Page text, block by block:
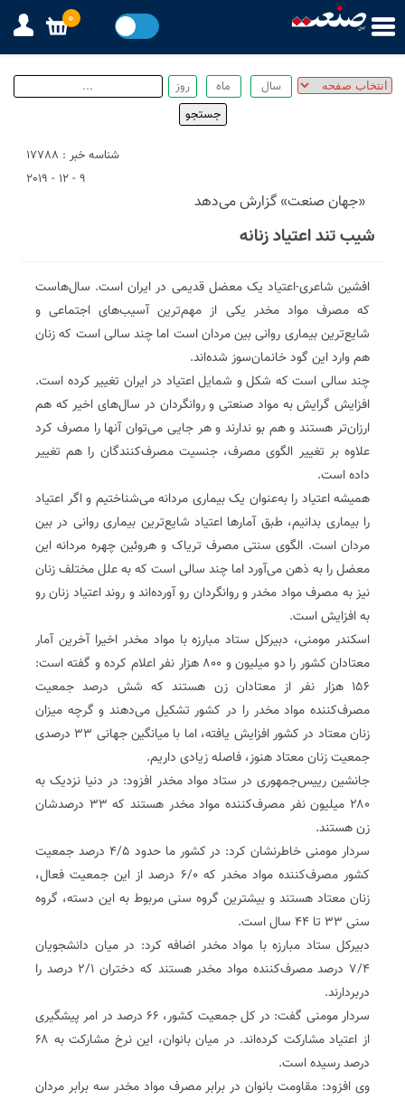
شناسه خبر : 17788
9 - 12 - 2019
«جهان صنعت» گزارش می‌دهد
شیب تند اعتیاد زنانه
افشین شاعری-اعتیاد یک معضل قدیمی در ایران است. سال‌هاست
که مصرف مواد مخدر یکی از مهم‌ترین آسیب‌های اجتماعی و
شایع‌ترین بیماری روانی بین مردان است اما چند سالی است که زنان
هم وارد این گود خانمان‌سوز شده‌اند.
چند سالی است که شکل و شمایل اعتیاد در ایران تغییر کرده است.
افزایش گرایش به مواد صنعتی و روانگردان در سال‌های اخیر که هم
ارزان‌تر هستند و هم بو ندارند و هر جایی می‌توان آنها را مصرف کرد
علاوه بر تغییر الگوی مصرف، جنسیت مصرف‌کنندگان را هم تغییر
داده است.
همیشه اعتیاد را به‌عنوان یک بیماری مردانه می‌شناختیم و اگر اعتیاد
را بیماری بدانیم، طبق آمارها اعتیاد شایع‌ترین بیماری روانی در بین
مردان است. الگوی سنتی مصرف تریاک و هروئین چهره مردانه این
معضل را به ذهن می‌آورد اما چند سالی است که به علل مختلف زنان
نیز به مصرف مواد مخدر و روانگردان رو آورده‌اند و روند اعتیاد زنان رو
به افزایش است.
اسکندر مومنی، دبیرکل ستاد مبارزه با مواد مخدر اخیرا آخرین آمار
معتادان کشور را دو میلیون و ۸۰۰ هزار نفر اعلام کرده و گفته است:
۱۵۶ هزار نفر از معتادان زن هستند که شش درصد جمعیت
مصرف‌کننده مواد مخدر را در کشور تشکیل می‌دهند و گرچه میزان
زنان معتاد در کشور افزایش یافته، اما با میانگین جهانی ۳۳ درصدی
جمعیت زنان معتاد هنوز، فاصله زیادی داریم.
جانشین رییس‌جمهوری در ستاد مواد مخدر افزود: در دنیا نزدیک به
۲۸۰ میلیون نفر مصرف‌کننده مواد مخدر هستند که ۳۳ درصدشان
زن هستند.
سردار مومنی خاطرنشان کرد: در کشور ما حدود ۴/۵ درصد جمعیت
کشور مصرف‌کننده مواد مخدر که ۶/۰ درصد از این جمعیت فعال،
زنان معتاد هستند و بیشترین گروه سنی مربوط به این دسته، گروه
سنی ۳۳ تا ۴۴ سال است.
دبیرکل ستاد مبارزه با مواد مخدر اضافه کرد: در میان دانشجویان
۷/۴ درصد مصرف‌کننده مواد مخدر هستند که دختران ۲/۱ درصد را
دربردارند.
سردار مومنی گفت: در کل جمعیت کشور، ۶۶ درصد در امر پیشگیری
از اعتیاد مشارکت کرده‌اند. در میان بانوان، این نرخ مشارکت به ۶۸
درصد رسیده است.
وی افزود: مقاومت بانوان در برابر مصرف مواد مخدر سه برابر مردان
0